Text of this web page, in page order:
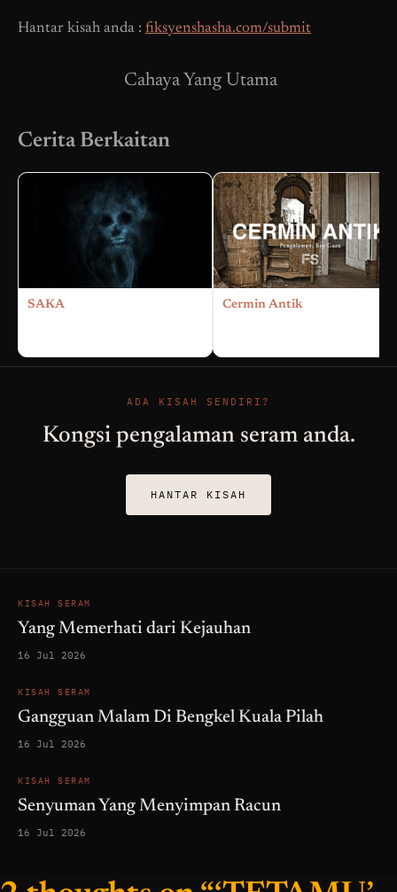
Hantar kisah anda : fiksyenshasha.com/submit
Cahaya Yang Utama
Cerita Berkaitan
SAKA Cermin Antik
ADA KISAH SENDIRI?
Kongsi pengalaman seram anda.
HANTAR KISAH
KISAH SERAM
Yang Memerhati dari Kejauhan
16 Jul 2026
KISAH SERAM
Gangguan Malam Di Bengkel Kuala Pilah
16 Jul 2026
KISAH SERAM
Senyuman Yang Menyimpan Racun
16 Jul 2026